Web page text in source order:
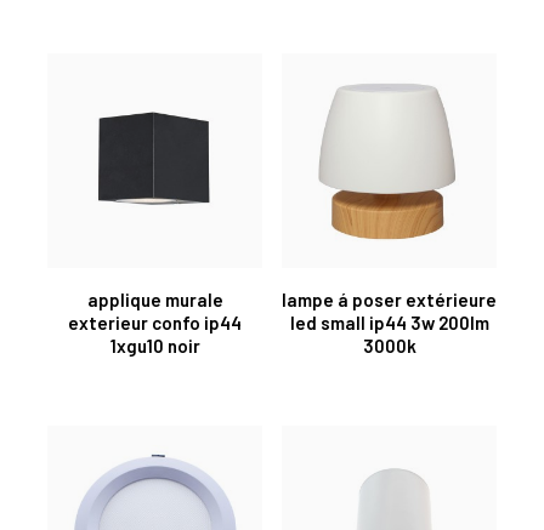
applique murale
exterieur confo ip44
1xgu10 noir
lampe á poser extérieure
led small ip44 3w 200lm
3000k